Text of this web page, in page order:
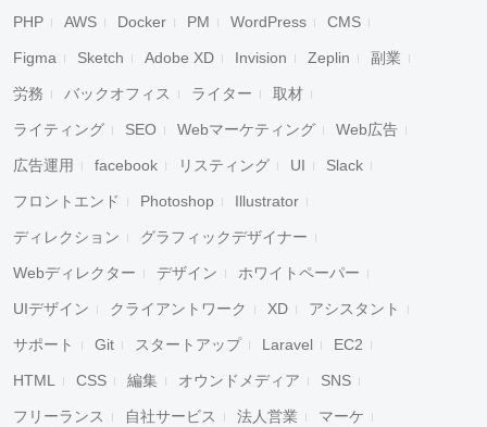
PHP AWS Docker PM WordPress CMS
Figma Sketch Adobe XD Invision Zeplin 副業
労務 バックオフィス ライター 取材
ライティング SEO Webマーケティング Web広告
広告運用 facebook リスティング UI Slack
フロントエンド Photoshop Illustrator
ディレクション グラフィックデザイナー
Webディレクター デザイン ホワイトペーパー
UIデザイン クライアントワーク XD アシスタント
サポート Git スタートアップ Laravel EC2
HTML CSS 編集 オウンドメディア SNS
フリーランス 自社サービス 法人営業 マーケ